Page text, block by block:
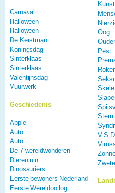
Carnaval
Halloween
Halloween
De Kerstman
Koningsdag
Sinterklaas
Sinterklaas
Valentijnsdag
Vuurwerk
Geschiedenis
Apple
Auto
Auto
De 7 wereldwonderen
Dierentuin
Dinosauriërs
Eerste bewoners Nederland
Eerste Wereldoorlog
Oog
Pest
Stem
V.S.D